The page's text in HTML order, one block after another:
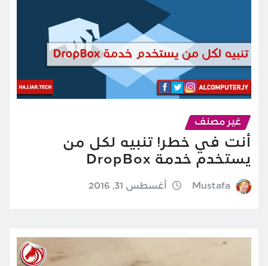
غير مصنف
أنت في خطر! تنبيه لكل من
يستخدم خدمة DropBox
Mustafa أغسطس 31, 2016